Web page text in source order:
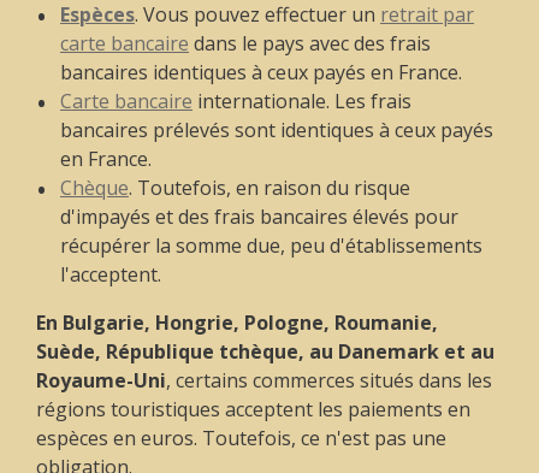
Espèces. Vous pouvez effectuer un retrait par
carte bancaire dans le pays avec des frais
bancaires identiques à ceux payés en France.
Carte bancaire internationale. Les frais
bancaires prélevés sont identiques à ceux payés
en France.
Chèque. Toutefois, en raison du risque
d'impayés et des frais bancaires élevés pour
récupérer la somme due, peu d'établissements
l'acceptent.
En Bulgarie, Hongrie, Pologne, Roumanie,
Suède, République tchèque, au Danemark et au
Royaume-Uni, certains commerces situés dans les
régions touristiques acceptent les paiements en
espèces en euros. Toutefois, ce n'est pas une
obligation.